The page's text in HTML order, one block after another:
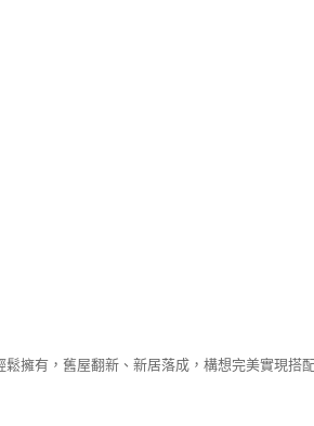
擁有，舊屋翻新、新居落成，構想完美實現搭